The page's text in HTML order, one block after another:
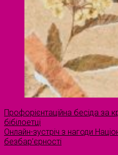
Профорієнтаційна бесіда за
бібілоетці
Онлайн-зустріч з нагоди
безбар’єрності